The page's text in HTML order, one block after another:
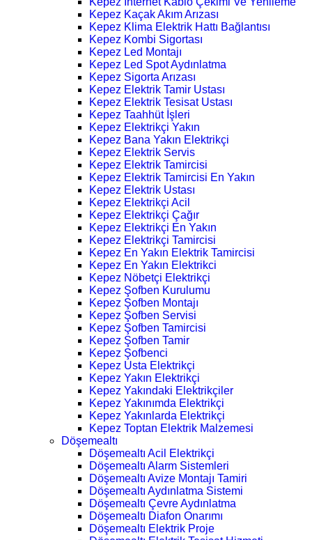
Kepez Kaçak Akım Arızası
Kepez Klima Elektrik Hattı Bağlantısı
Kepez Kombi Sigortası
Kepez Led Montajı
Kepez Led Spot Aydınlatma
Kepez Sigorta Arızası
Kepez Elektrik Tamir Ustası
Kepez Elektrik Tesisat Ustası
Kepez Taahhüt İşleri
Kepez Elektrikçi Yakın
Kepez Bana Yakın Elektrikçi
Kepez Elektrik Servis
Kepez Elektrik Tamircisi
Kepez Elektrik Tamircisi En Yakın
Kepez Elektrik Ustası
Kepez Elektrikçi Acil
Kepez Elektrikçi Çağır
Kepez Elektrikçi En Yakın
Kepez Elektrikçi Tamircisi
Kepez En Yakın Elektrik Tamircisi
Kepez En Yakın Elektrikci
Kepez Nöbetçi Elektrikçi
Kepez Şofben Kurulumu
Kepez Şofben Montajı
Kepez Şofben Servisi
Kepez Şofben Tamircisi
Kepez Şofben Tamir
Kepez Şofbenci
Kepez Usta Elektrikçi
Kepez Yakın Elektrikçi
Kepez Yakındaki Elektrikçiler
Kepez Yakınımda Elektrikçi
Kepez Yakınlarda Elektrikçi
Kepez Toptan Elektrik Malzemesi
Döşemealtı
Döşemealtı Acil Elektrikçi
Döşemealtı Alarm Sistemleri
Döşemealtı Avize Montajı Tamiri
Döşemealtı Aydınlatma Sistemi
Döşemealtı Çevre Aydınlatma
Döşemealtı Diafon Onarımı
Döşemealtı Elektrik Proje